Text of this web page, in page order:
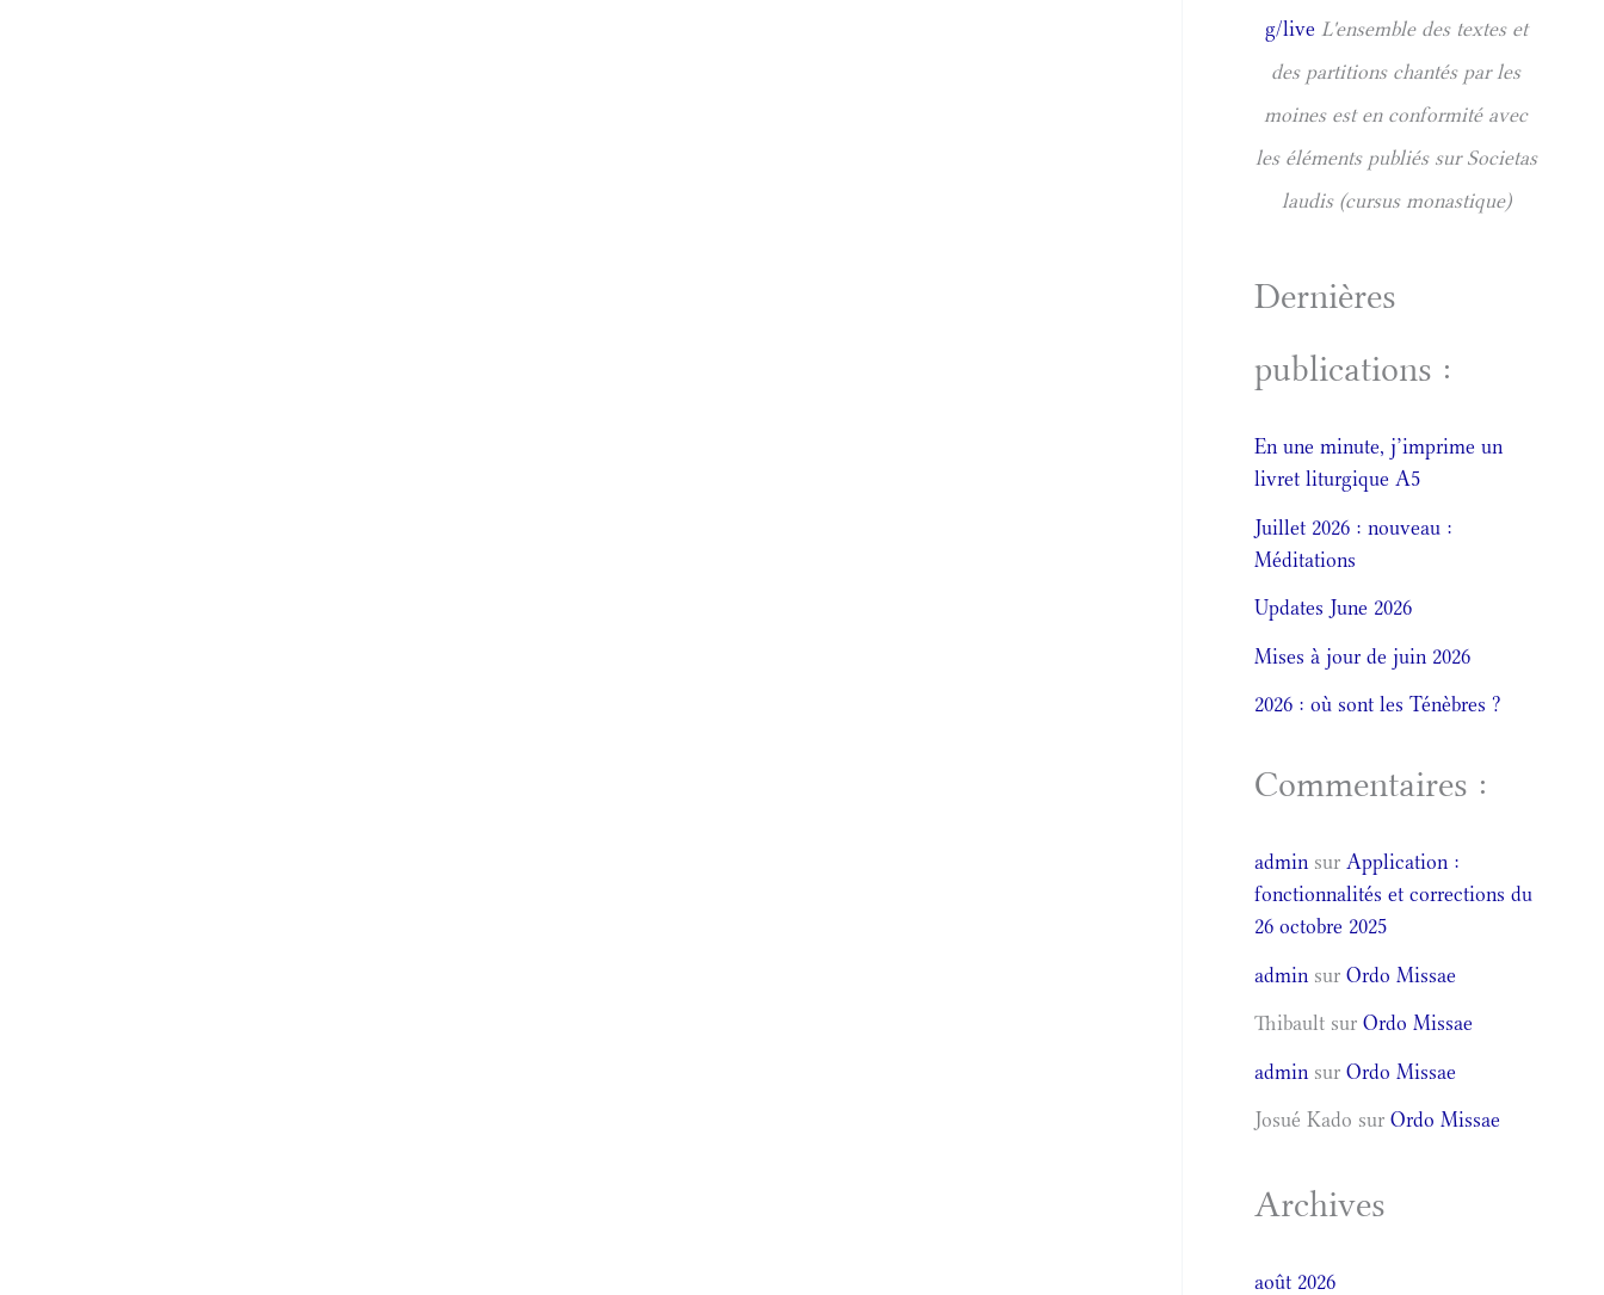
g/live L'ensemble des textes et
des partitions chantés par les
moines est en conformité avec
les éléments publiés sur Societas
laudis (cursus monastique)
Dernières
publications :
En une minute, j’imprime un
livret liturgique A5
Juillet 2026 : nouveau :
Méditations
Updates June 2026
Mises à jour de juin 2026
2026 : où sont les Ténèbres ?
Commentaires :
admin surApplication :
fonctionnalités et corrections du
26 octobre 2025
admin surOrdo Missae
Thibault surOrdo Missae
admin surOrdo Missae
Josué Kado surOrdo Missae
Archives
août 2026